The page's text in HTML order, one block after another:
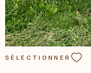
SÉLECTIONNER